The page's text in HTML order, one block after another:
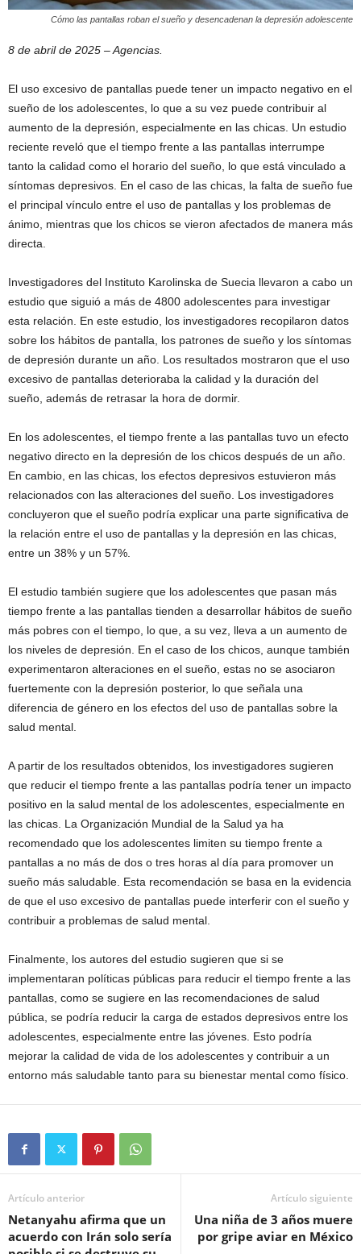
Cómo las pantallas roban el sueño y desencadenan la depresión adolescente
8 de abril de 2025 – Agencias.
El uso excesivo de pantallas puede tener un impacto negativo en el
sueño de los adolescentes, lo que a su vez puede contribuir al
aumento de la depresión, especialmente en las chicas. Un estudio
reciente reveló que el tiempo frente a las pantallas interrumpe
tanto la calidad como el horario del sueño, lo que está vinculado a
síntomas depresivos. En el caso de las chicas, la falta de sueño fue
el principal vínculo entre el uso de pantallas y los problemas de
ánimo, mientras que los chicos se vieron afectados de manera más
directa.
Investigadores del Instituto Karolinska de Suecia llevaron a cabo un
estudio que siguió a más de 4800 adolescentes para investigar
esta relación. En este estudio, los investigadores recopilaron datos
sobre los hábitos de pantalla, los patrones de sueño y los síntomas
de depresión durante un año. Los resultados mostraron que el uso
excesivo de pantallas deterioraba la calidad y la duración del
sueño, además de retrasar la hora de dormir.
En los adolescentes, el tiempo frente a las pantallas tuvo un efecto
negativo directo en la depresión de los chicos después de un año.
En cambio, en las chicas, los efectos depresivos estuvieron más
relacionados con las alteraciones del sueño. Los investigadores
concluyeron que el sueño podría explicar una parte significativa de
la relación entre el uso de pantallas y la depresión en las chicas,
entre un 38% y un 57%.
El estudio también sugiere que los adolescentes que pasan más
tiempo frente a las pantallas tienden a desarrollar hábitos de sueño
más pobres con el tiempo, lo que, a su vez, lleva a un aumento de
los niveles de depresión. En el caso de los chicos, aunque también
experimentaron alteraciones en el sueño, estas no se asociaron
fuertemente con la depresión posterior, lo que señala una
diferencia de género en los efectos del uso de pantallas sobre la
salud mental.
A partir de los resultados obtenidos, los investigadores sugieren
que reducir el tiempo frente a las pantallas podría tener un impacto
positivo en la salud mental de los adolescentes, especialmente en
las chicas. La Organización Mundial de la Salud ya ha
recomendado que los adolescentes limiten su tiempo frente a
pantallas a no más de dos o tres horas al día para promover un
sueño más saludable. Esta recomendación se basa en la evidencia
de que el uso excesivo de pantallas puede interferir con el sueño y
contribuir a problemas de salud mental.
Finalmente, los autores del estudio sugieren que si se
implementaran políticas públicas para reducir el tiempo frente a las
pantallas, como se sugiere en las recomendaciones de salud
pública, se podría reducir la carga de estados depresivos entre los
adolescentes, especialmente entre las jóvenes. Esto podría
mejorar la calidad de vida de los adolescentes y contribuir a un
entorno más saludable tanto para su bienestar mental como físico.
Artículo anterior
Netanyahu afirma que un
acuerdo con Irán solo sería
Artículo siguiente
Una niña de 3 años muere
por gripe aviar en México